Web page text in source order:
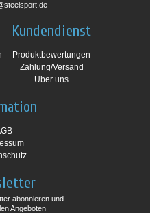
Kundendienst
Produktbewertungen
Zahlung/Versand
Über uns
abonnieren und
Angeboten